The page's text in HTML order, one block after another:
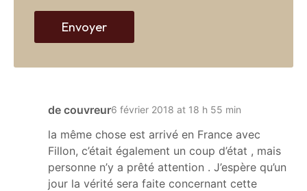
de couvreur6 février 2018 at 18 h 55 min
la même chose est arrivé en France avec
Fillon, c’était également un coup d’état , mais
personne n’y a prêté attention . J’espère qu’un
jour la vérité sera faite concernant cette
b
Envoyer